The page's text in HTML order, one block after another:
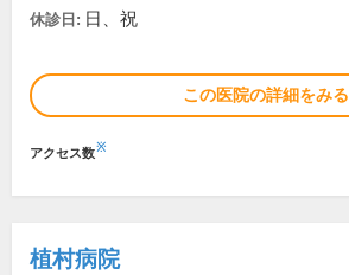
休診日: 日、祝
この医院の詳細をみる
アクセス数※
植村病院